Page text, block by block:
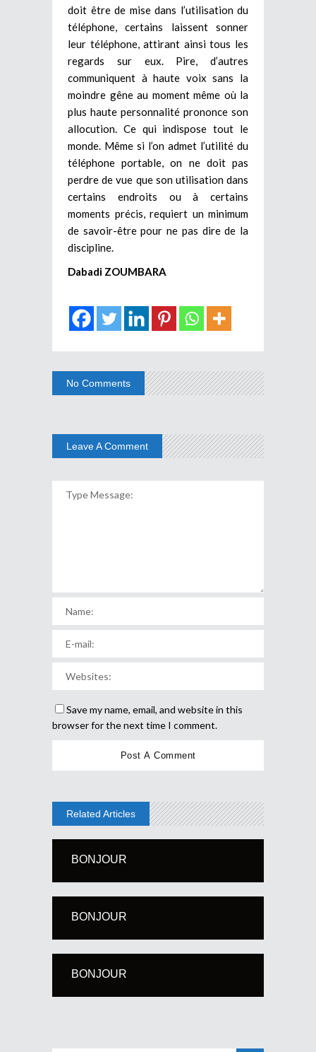
doit être de mise dans l’utilisation du
téléphone, certains laissent sonner
leur téléphone, attirant ainsi tous les
regards sur eux. Pire, d’autres
communiquent à haute voix sans la
moindre gêne au moment même où la
plus haute personnalité prononce son
allocution. Ce qui indispose tout le
monde. Même si l’on admet l’utilité du
téléphone portable, on ne doit pas
perdre de vue que son utilisation dans
certains endroits ou à certains
moments précis, requiert un minimum
de savoir-être pour ne pas dire de la
discipline.
Dabadi ZOUMBARA
No Comments
Leave A Comment
Save my name, email, and website in this
browser for the next time I comment.
Related Articles
BONJOUR
BONJOUR
BONJOUR